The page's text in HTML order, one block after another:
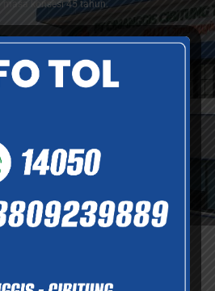
masa konsesi 45 tahun.